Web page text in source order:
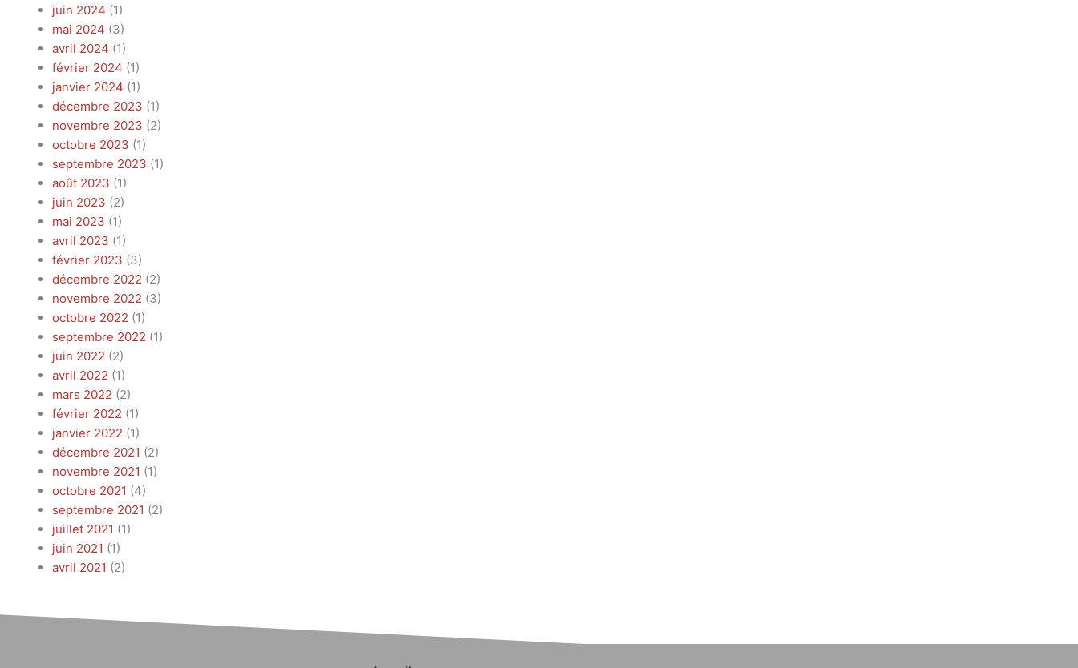
juin 2024 (1)
mai 2024 (3)
avril 2024 (1)
février 2024 (1)
janvier 2024 (1)
décembre 2023 (1)
novembre 2023 (2)
octobre 2023 (1)
septembre 2023 (1)
août 2023 (1)
juin 2023 (2)
mai 2023 (1)
avril 2023 (1)
février 2023 (3)
décembre 2022 (2)
novembre 2022 (3)
octobre 2022 (1)
septembre 2022 (1)
juin 2022 (2)
avril 2022 (1)
mars 2022 (2)
février 2022 (1)
janvier 2022 (1)
décembre 2021 (2)
novembre 2021 (1)
octobre 2021 (4)
septembre 2021 (2)
juillet 2021 (1)
juin 2021 (1)
avril 2021 (2)